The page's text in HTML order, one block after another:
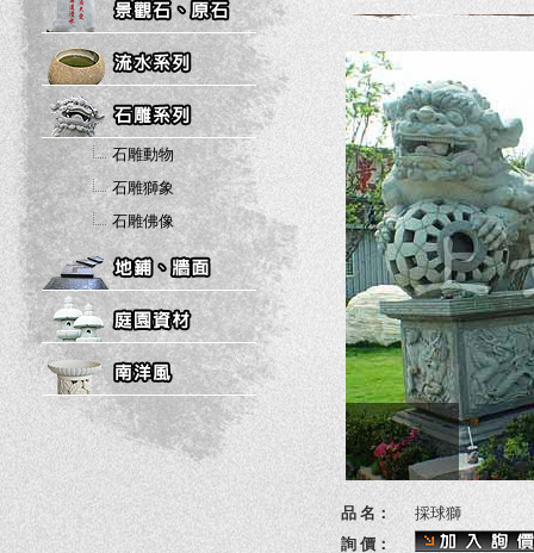
石雕動物
石雕獅象
石雕佛像
品 名：
採球獅
詢 價：